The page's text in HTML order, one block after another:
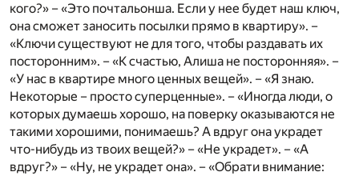
кого?» – «Это почтальонша. Если у нее будет наш ключ,
она сможет заносить посылки прямо в квартиру». –
«Ключи существуют не для того, чтобы раздавать их
посторонним». – «К счастью, Алиша не посторонняя». –
«У нас в квартире много ценных вещей». – «Я знаю.
Некоторые – просто суперценные». – «Иногда люди, о
которых думаешь хорошо, на поверку оказываются не
такими хорошими, понимаешь? А вдруг она украдет
что-нибудь из твоих вещей?» – «Не украдет». – «А
вдруг?» – «Ну, не украдет она». – «Обрати внимание: